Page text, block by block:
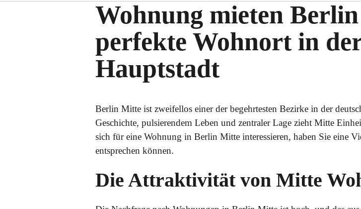
Wohnung mieten
perfekte Wohnort in
Hauptstadt
Berlin Mitte ist zweifellos einer der begehrtesten Bezirke in der
Geschichte, pulsierendem Leben und zentraler Lage zieht Mitte
sich für eine Wohnung in Berlin Mitte interessieren, haben Sie eine
entsprechen können.
Die Attraktivität von Mitte